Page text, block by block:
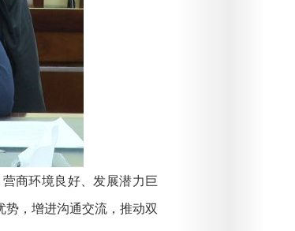
商环境良好、发展潜力巨
，增进沟通交流，推动双